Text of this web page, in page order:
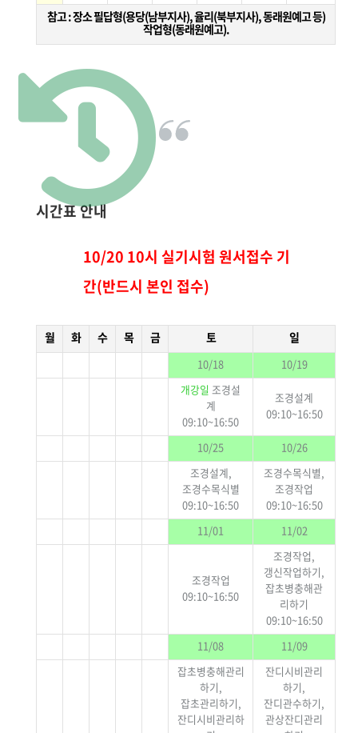
참고 : 장소 필답형(용당(남부지사), 율리(북부지사), 동래원예고 등)
작업형(동래원예고).
시간표 안내
10/20 10시 실기시험 원서접수 기
간(반드시 본인 접수)
월 화 수 목 금 토 일
10/18
10/19
개강일 조경설
계
09:10~16:50
조경설계
09:10~16:50
10/25
10/26
조경설계,
조경수목식별
09:10~16:50
조경수목식별,
조경작업
09:10~16:50
11/01
11/02
조경작업
09:10~16:50
조경작업,
갱신작업하기,
잡초병충해관
리하기
09:10~16:50
11/08
11/09
잡초병충해관리
하기,
잡초관리하기,
잔디시비관리하
잔디시비관리
하기,
잔디관수하기,
관상잔디관리